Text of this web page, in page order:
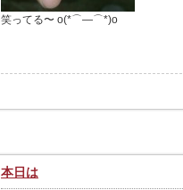
笑ってる〜 o(*⌒―⌒*)o
本日は